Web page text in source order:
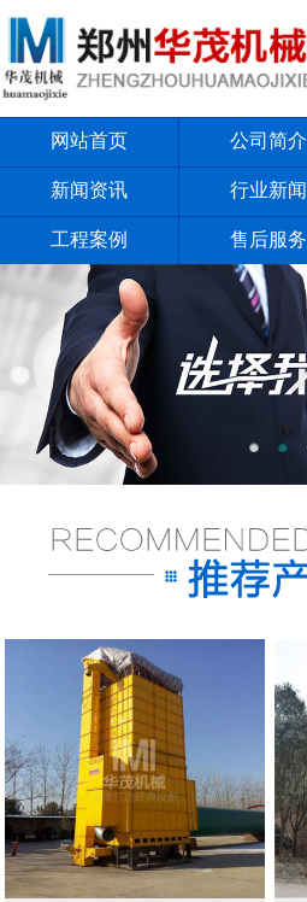
网站首页 公司简介
新闻资讯 行业新闻
工程案例 售后服务